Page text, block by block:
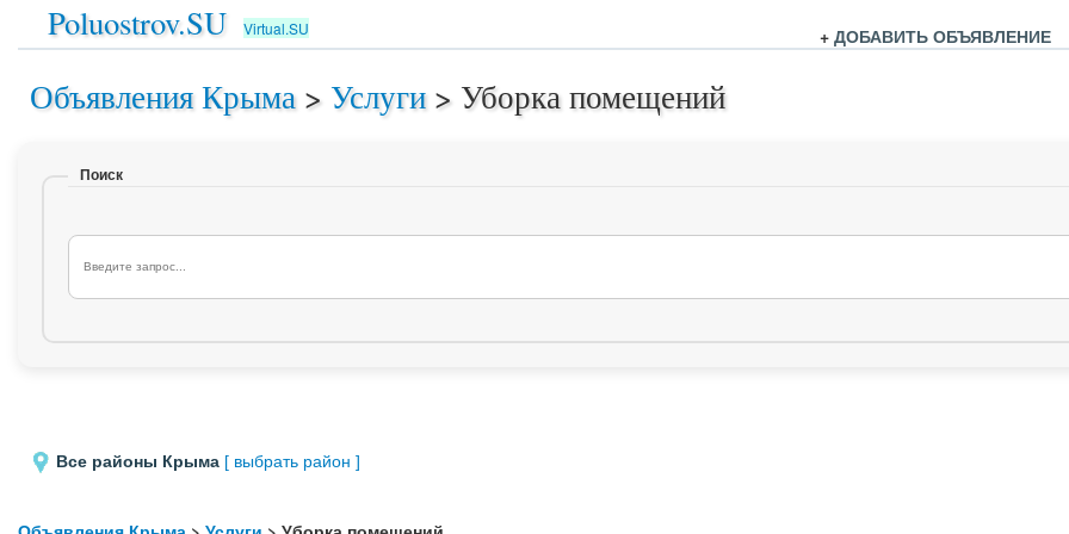
Poluostrov.SU Virtual.SU + ДОБАВИТЬ ОБЪЯВЛЕНИЕ
Объявления Крыма > Услуги > Уборка помещений
Поиск
Все районы Крыма [ выбрать район ]